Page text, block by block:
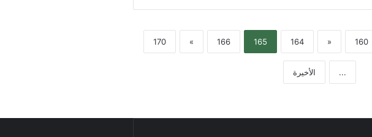
160
«
164
165
166
»
170
... الأخيرة